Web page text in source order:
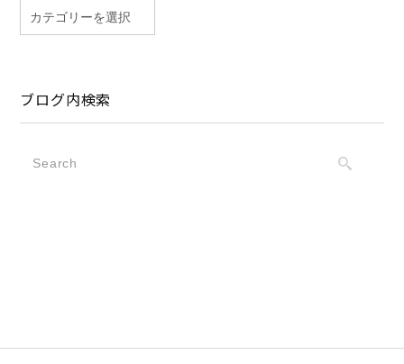
ブログ内検索